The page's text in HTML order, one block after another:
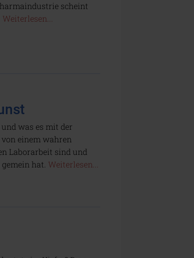
scheint
Weiterlesen...
was es mit der
einem wahren
Laborarbeit sind und
hat. Weiterlesen...